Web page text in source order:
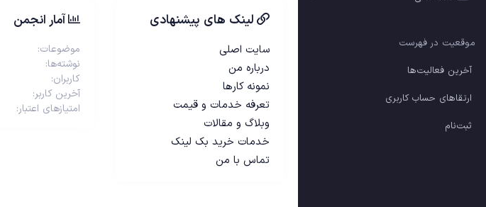
موقعیت در فهرست
آخرین فعالیت‌ها
ارتقاهای حساب کاربری
ثبت‌نام
لینک های پیشنهادی
سایت اصلی
درباره من
نمونه کارها
تعرفه خدمات و قیمت
وبلاگ و مقالات
خدمات خرید بک لینک
تماس با من
آمار انجمن
موضوعات
نوشته‌ها
کاربران
آخرین کاربر
امتیازهای اعتبار